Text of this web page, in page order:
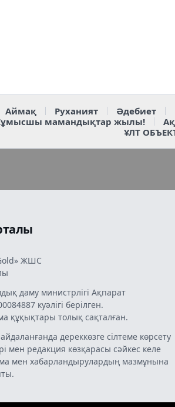
Аймақ Руханият Әдебиет
мамандықтар жылы!
ҰЛТ
ЖШС
даму министрлігі Ақпарат
куәлігі берілген.
құқықтары толық сақталған.
дереккөзге сілтеме көрсету
мен редакция көзқарасы сәйкес келе
мен хабарландырулардың мазмұнына